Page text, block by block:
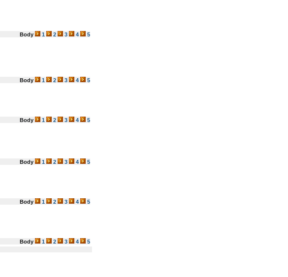
Body
1 2 3 4
5
Body
1 2 3 4
5
Body
1 2 3 4
5
Body
1 2 3 4
5
Body
1 2 3 4
5
Body
1 2 3 4
5